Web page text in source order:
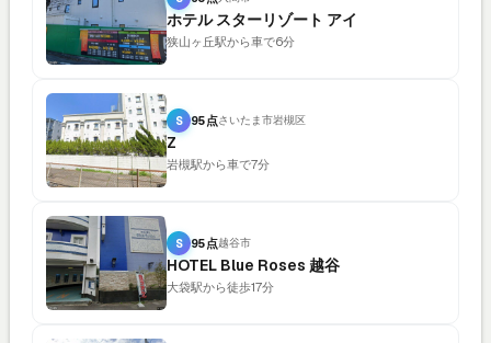
ホテル スターリゾート アイ
狭山ヶ丘駅から車で6分
S 95点さいたま市岩槻区
Z
岩槻駅から車で7分
S 95点越谷市
HOTEL Blue Roses 越谷
大袋駅から徒歩17分